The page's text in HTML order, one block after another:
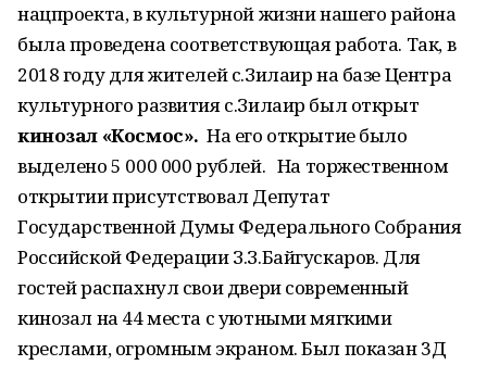
нацпроекта, в культурной жизни нашего района
была проведена соответствующая работа. Так, в
2018 году для жителей с.Зилаир на базе Центра
культурного развития с.Зилаир был открыт
кинозал «Космос». На его открытие было
выделено 5 000 000 рублей. На торжественном
открытии присутствовал Депутат
Государственной Думы Федерального Собрания
Российской Федерации З.З.Байгускаров. Для
гостей распахнул свои двери современный
кинозал на 44 места с уютными мягкими
креслами, огромным экраном. Был показан 3Д